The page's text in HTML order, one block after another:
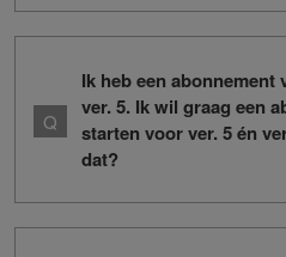
Ik heb een
ver. 5. Ik wil graag een
starten voor ver. 5 én
dat?